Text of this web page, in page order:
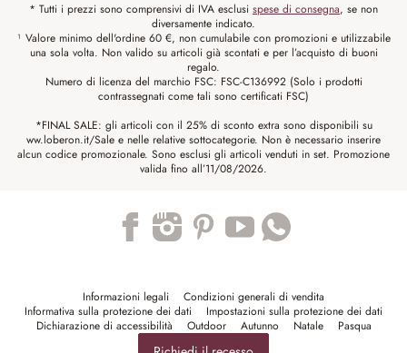
* Tutti i prezzi sono comprensivi di IVA esclusi spese di consegna, se non
diversamente indicato.
¹ Valore minimo dell'ordine 60 €, non cumulabile con promozioni e utilizzabile
una sola volta. Non valido su articoli già scontati e per l’acquisto di buoni
regalo.
Numero di licenza del marchio FSC: FSC-C136992 (Solo i prodotti
contrassegnati come tali sono certificati FSC)
*FINAL SALE: gli articoli con il 25% di sconto extra sono disponibili su
ww.loberon.it/Sale e nelle relative sottocategorie. Non è necessario inserire
alcun codice promozionale. Sono esclusi gli articoli venduti in set. Promozione
valida fino all’11/08/2026.
Informazioni legali
Condizioni generali di vendita
Informativa sulla protezione dei dati
Impostazioni sulla protezione dei dati
Dichiarazione di accessibilità
Outdoor Autunno Natale Pasqua